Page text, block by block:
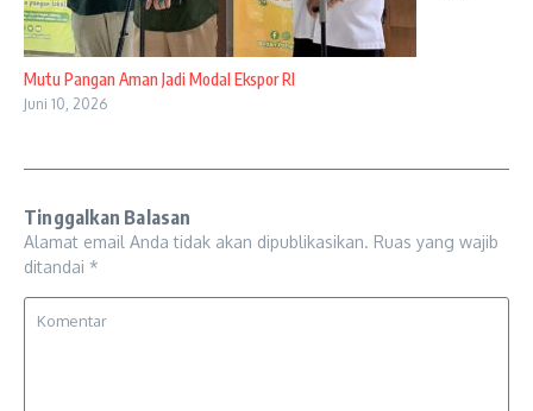
Mutu Pangan Aman Jadi Modal Ekspor RI
Juni 10, 2026
Tinggalkan Balasan
Alamat email Anda tidak akan dipublikasikan. Ruas yang wajib
ditandai *